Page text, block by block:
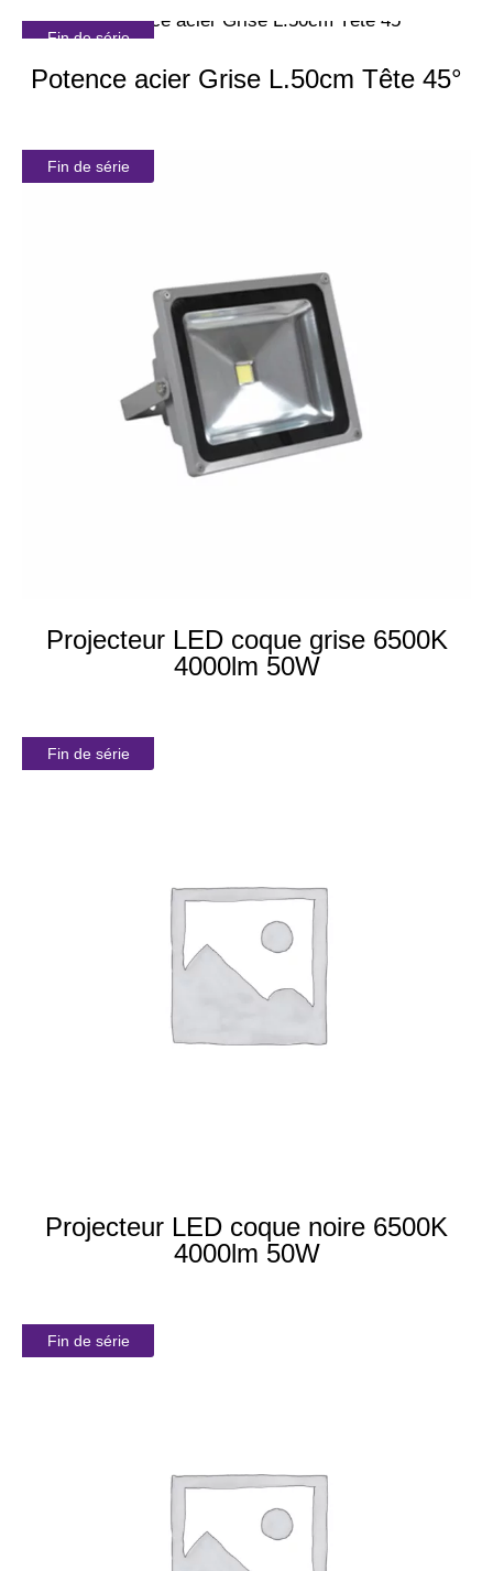
Fin de série
Potence acier Grise L.50cm Tête 45°
Fin de série
Projecteur LED coque grise 6500K
4000lm 50W
Fin de série
Projecteur LED coque noire 6500K
4000lm 50W
Fin de série